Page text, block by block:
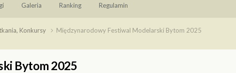
Galeria Ranking Regulamin
Konkursy Międzynarodowy Festiwal Modelarski Bytom 2025
Bytom 2025